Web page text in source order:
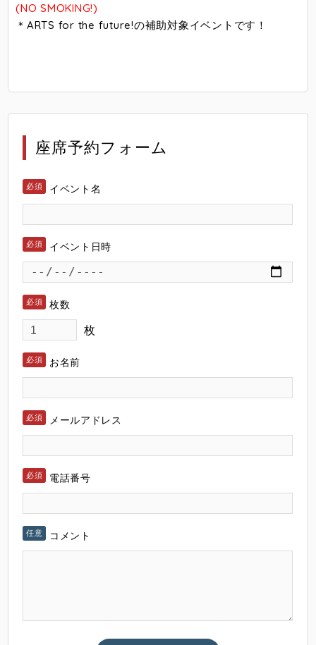
(NO SMOKING!)
＊ARTS for the future!の補助対象イベントです！
座席予約フォーム
イベント名
イベント日時
枚数
枚
お名前
メールアドレス
電話番号
コメント